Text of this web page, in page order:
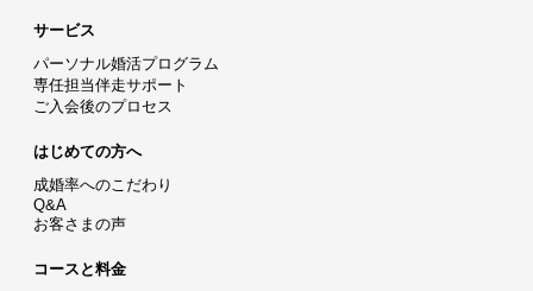
サービス
パーソナル婚活プログラム
専任担当伴走サポート
ご入会後のプロセス
はじめての方へ
成婚率へのこだわり
Q&A
お客さまの声
コースと料金